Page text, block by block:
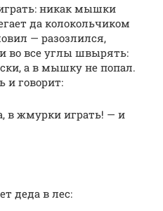
никак мышки
да колокольчиком
— разозлился,
во все углы швырять:
а в мышку не попал.
и говорит:
в жмурки играть! — и
деда в лес: